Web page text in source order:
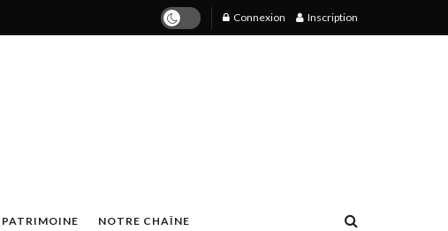
Connexion Inscription
PATRIMOINE NOTRE CHAÎNE